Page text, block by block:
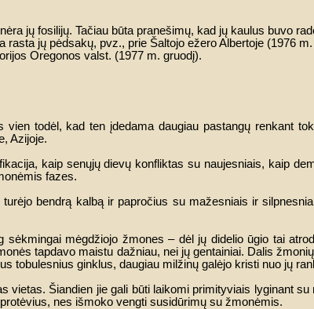
jų fosilijų. Tačiau būta pranešimų, kad jų kaulus buvo
jų pėdsakų, pvz., prie Šaltojo ežero Albertoje (1976
Oregonos valst. (1977 m. gruodį).
todėl, kad ten įdedama daugiau pastangų renkant
Azijoje.
kaip senųjų dievų konfliktas su naujesniais, kaip
fazes.
bendrą kalbą ir papročius su mažesniais ir
mėgdžiojo žmones – dėl jų didelio ūgio tai
tapdavo maistu dažniau, nei jų gentainiai. Dalis
tobulesnius ginklus, daugiau milžinų galėjo kristi nuo jų
vietas. Šiandien jie gali būti laikomi primityviais lyginant
nes išmoko vengti susidūrimų su žmonėmis.